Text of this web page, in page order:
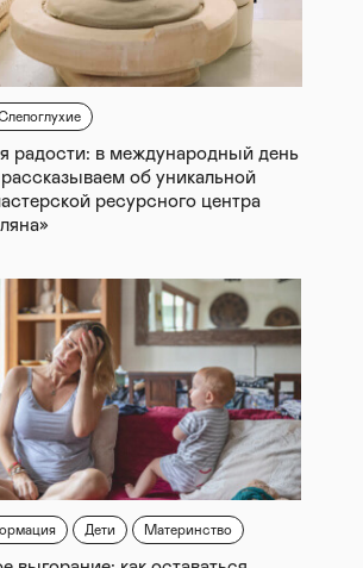
радости: в международный день
рассказываем об уникальной
ресурсного центра
Дети Материнство